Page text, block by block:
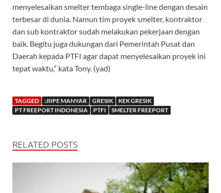
menyelesaikan smelter tembaga single-line dengan desain
terbesar di dunia. Namun tim proyek smelter, kontraktor
dan sub kontraktor sudah melakukan pekerjaan dengan
baik. Begitu juga dukungan dari Pemerintah Pusat dan
Daerah kepada PTFI agar dapat menyelesaikan proyek ini
tepat waktu,” kata Tony. (yad)
TAGGED :JIIPE MANYAR GRESIK
KEK GRESIK
PT FREEPORT INDONESIA
PTFI SMELTER FREEPORT
RELATED POSTS